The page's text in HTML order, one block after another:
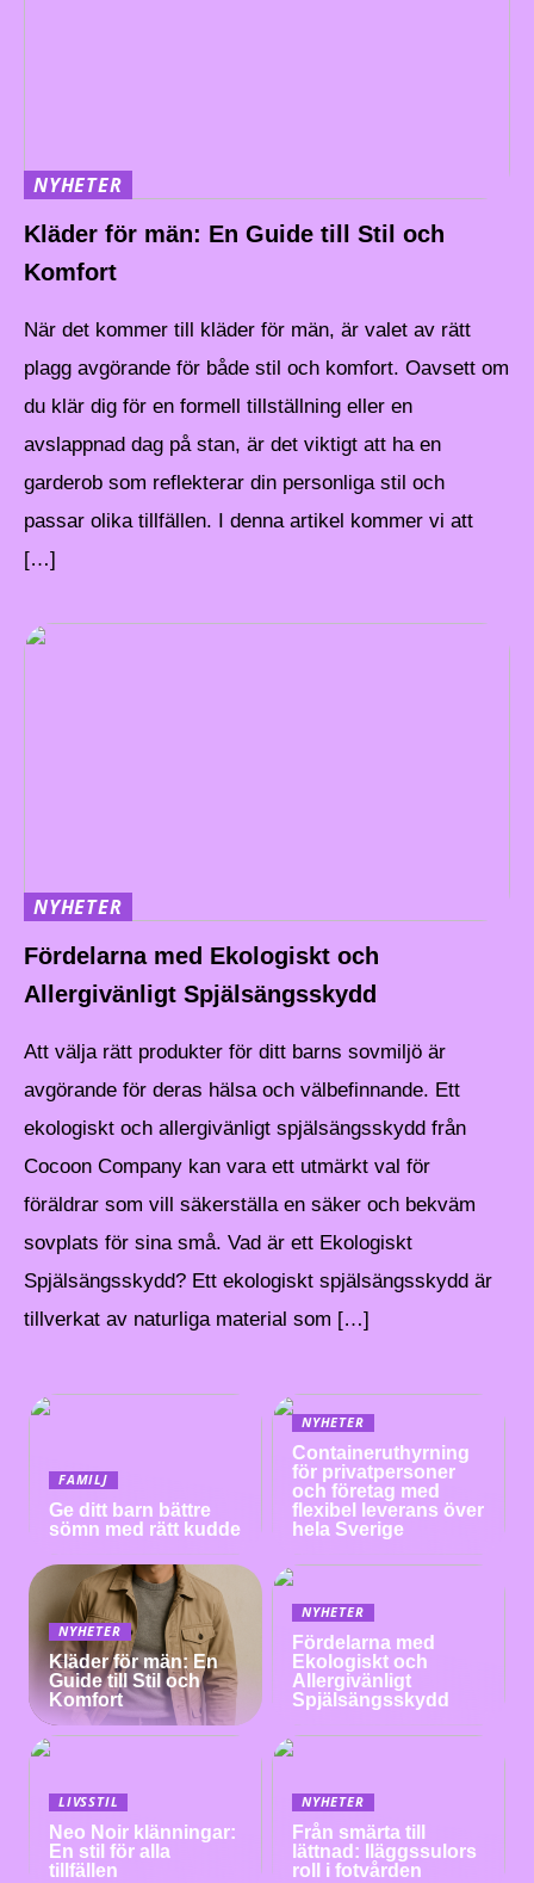
NYHETER
Kläder för män: En Guide till Stil och
Komfort
När det kommer till kläder för män, är valet av rätt
plagg avgörande för både stil och komfort. Oavsett om
du klär dig för en formell tillställning eller en
avslappnad dag på stan, är det viktigt att ha en
garderob som reflekterar din personliga stil och
passar olika tillfällen. I denna artikel kommer vi att
[…]
NYHETER
Fördelarna med Ekologiskt och
Allergivänligt Spjälsängsskydd
Att välja rätt produkter för ditt barns sovmiljö är
avgörande för deras hälsa och välbefinnande. Ett
ekologiskt och allergivänligt spjälsängsskydd från
Cocoon Company kan vara ett utmärkt val för
föräldrar som vill säkerställa en säker och bekväm
sovplats för sina små. Vad är ett Ekologiskt
Spjälsängsskydd? Ett ekologiskt spjälsängsskydd är
tillverkat av naturliga material som […]
FAMILJ
Ge ditt barn bättre
sömn med rätt kudde
NYHETER
Containeruthyrning
för privatpersoner
och företag med
flexibel leverans över
hela Sverige
NYHETER
Kläder för män: En
Guide till Stil och
Komfort
NYHETER
Fördelarna med
Ekologiskt och
Allergivänligt
Spjälsängsskydd
LIVSSTIL
Neo Noir klänningar:
En stil för alla
tillfällen
NYHETER
Från smärta till
lättnad: Iläggssulors
roll i fotvården